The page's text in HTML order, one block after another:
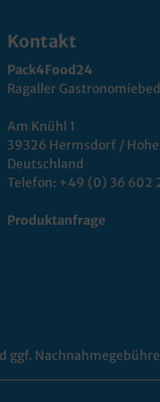
Kontakt
Pack4Food24
Ragaller
Am Knühl 1
39326 Hermsdorf / Hohe
Deutschland
Telefon: +49 (0) 36 602
Produktanfrage
ggf.